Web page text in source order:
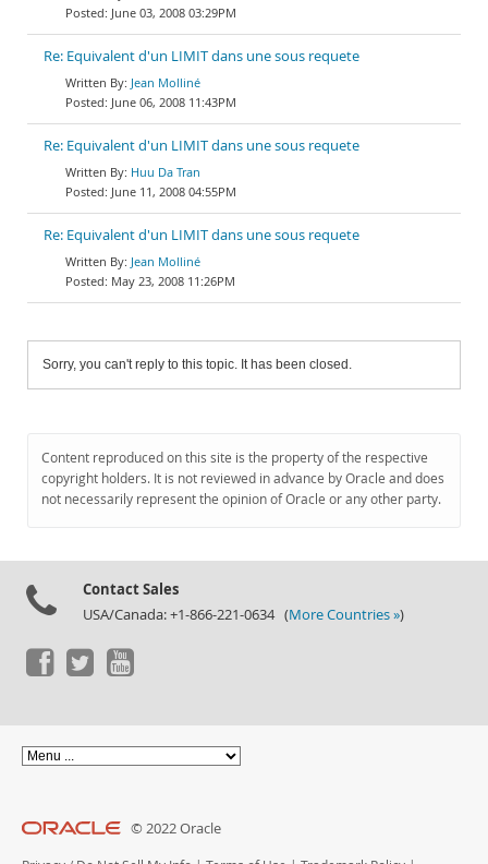
June 03, 2008 03:29PM
Re: Equivalent d'un LIMIT dans une sous requete
Jean Molliné
June 06, 2008 11:43PM
Re: Equivalent d'un LIMIT dans une sous requete
Huu Da Tran
June 11, 2008 04:55PM
Re: Equivalent d'un LIMIT dans une sous requete
Jean Molliné
May 23, 2008 11:26PM
Sorry, you can't reply to this topic. It has been closed.
Content reproduced on this site is the property of the respective
copyright holders. It is not reviewed in advance by Oracle and does
not necessarily represent the opinion of Oracle or any other party.
Contact Sales
USA/Canada: +1-866-221-0634 (More Countries »)
© 2022 Oracle